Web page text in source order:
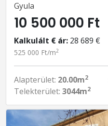
Gyula
10 500 000 Ft
Kalkulált € ár: 28 689 €
525 000 Ft/m2
Alapterület: 20.00m2
Telekterület: 3044m2